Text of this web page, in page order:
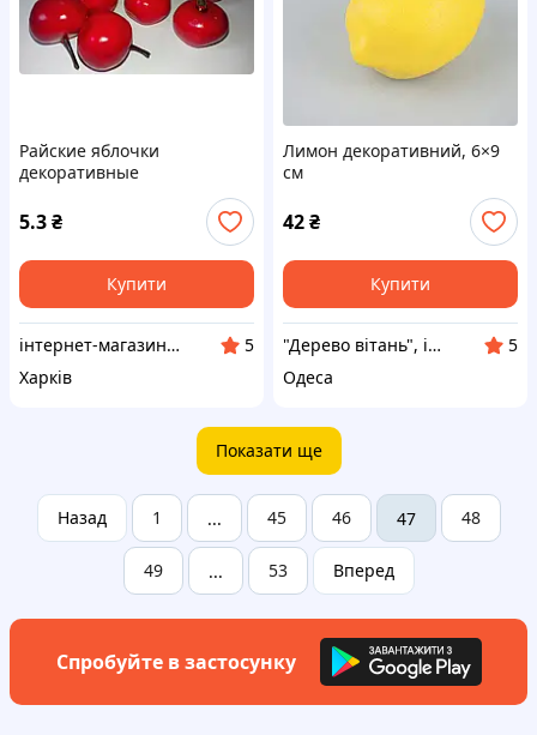
Райские яблочки
декоративные
5.3₴
Купити
інтернет-магазин "Швейна фурнітура та декор"
5
Харків
Лимон декоративний, 6×9
см
42₴
Купити
"Дерево вітань", інтернет-магазин
5
Одеса
Показати ще
Назад 1 ... 45 46 47 48
49 ... 53 Вперед
Спробуйте в застосунку